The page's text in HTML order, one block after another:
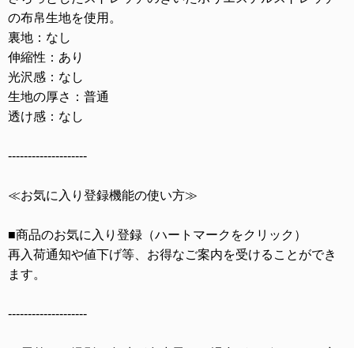
の布帛生地を使用。
裏地：なし
伸縮性：あり
光沢感：なし
生地の厚さ：普通
透け感：なし
--------------------
≪お気に入り登録機能の使い方≫
■商品のお気に入り登録（ハートマークをクリック）
再入荷通知や値下げ等、お得なご案内を受けることができ
ます。
--------------------